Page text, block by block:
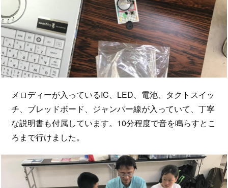
メロディーが入っているIC、LED、電池、タクトスイッ
チ、ブレッドボード、ジャンパー線が入っていて、丁寧
な説明書も付属しています。10分程度で音を鳴らすとこ
ろまで行けました。